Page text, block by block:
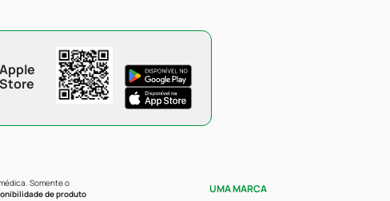
Apple
Store
Somente o
de produto
UMA MARCA